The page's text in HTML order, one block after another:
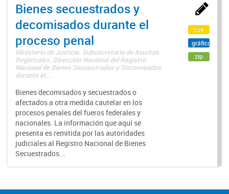
Bienes secuestrados y
decomisados durante el
proceso penal
Ministerio de Justicia. Subsecretaría de Asuntos
Registrales. Dirección Nacional del Registro
Nacional de Bienes Secuestrados y Decomisados
durante el...
Bienes decomisados y secuestrados o
afectados a otra medida cautelar en los
procesos penales del fueros federales y
nacionales. La información que aquí se
presenta es remitida por las autoridades
judiciales al Registro Nacional de Bienes
Secuestrados...
csv
gráfico
zip